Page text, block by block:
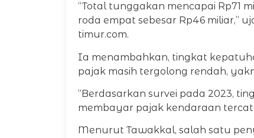
“Total tunggakan mencapai Rp71
roda empat sebesar Rp46 miliar,”
timur.com.
Ia menambahkan, tingkat
pajak masih tergolong rendah,
“Berdasarkan survei pada 2023,
membayar pajak kendaraan
Menurut Tawakkal, salah satu